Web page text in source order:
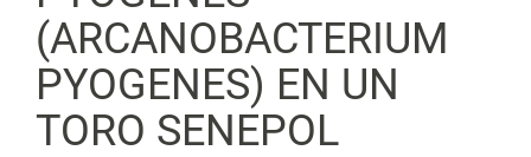
(ARCANOBACTERIUM
PYOGENES) EN UN
TORO SENEPOL